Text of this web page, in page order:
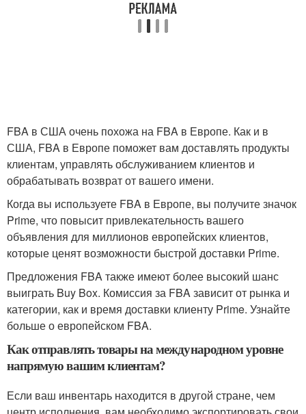
FBA в США очень похожа на FBA в Европе. Как и в
США, FBA в Европе поможет вам доставлять продукты
клиентам, управлять обслуживанием клиентов и
обрабатывать возврат от вашего имени.
Когда вы используете FBA в Европе, вы получите значок
Prime, что повысит привлекательность вашего
объявления для миллионов европейских клиентов,
которые ценят возможности быстрой доставки Prime.
Предложения FBA также имеют более высокий шанс
выиграть Buy Box. Комиссия за FBA зависит от рынка и
категории, как и время доставки клиенту Prime. Узнайте
больше о европейском FBA.
Как отправлять товары на международном уровне
напрямую вашим клиентам?
Если ваш инвентарь находится в другой стране, чем